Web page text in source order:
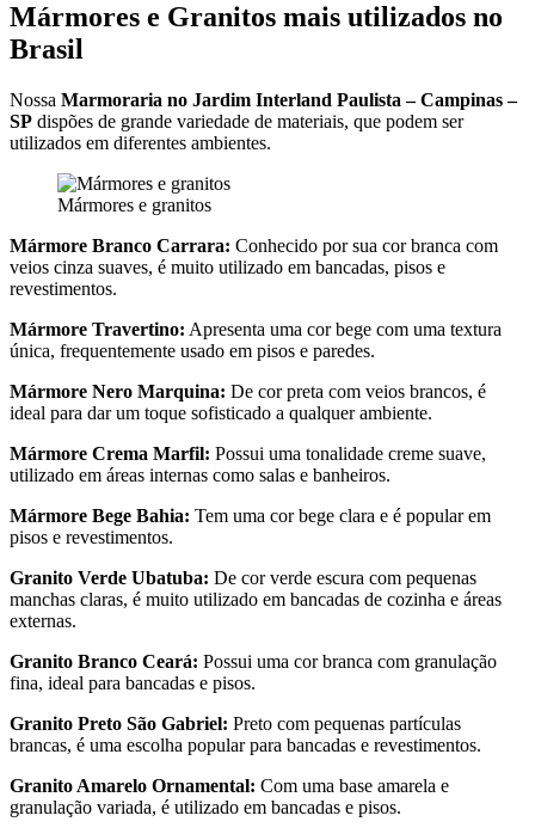
Mármores e Granitos mais utilizados no
Brasil
Nossa Marmoraria no Jardim Interland Paulista – Campinas –
SP dispões de grande variedade de materiais, que podem ser
utilizados em diferentes ambientes.
Mármores e granitos
Mármore Branco Carrara: Conhecido por sua cor branca com
veios cinza suaves, é muito utilizado em bancadas, pisos e
revestimentos.
Mármore Travertino: Apresenta uma cor bege com uma textura
única, frequentemente usado em pisos e paredes.
Mármore Nero Marquina: De cor preta com veios brancos, é
ideal para dar um toque sofisticado a qualquer ambiente.
Mármore Crema Marfil: Possui uma tonalidade creme suave,
utilizado em áreas internas como salas e banheiros.
Mármore Bege Bahia: Tem uma cor bege clara e é popular em
pisos e revestimentos.
Granito Verde Ubatuba: De cor verde escura com pequenas
manchas claras, é muito utilizado em bancadas de cozinha e áreas
externas.
Granito Branco Ceará: Possui uma cor branca com granulação
fina, ideal para bancadas e pisos.
Granito Preto São Gabriel: Preto com pequenas partículas
brancas, é uma escolha popular para bancadas e revestimentos.
Granito Amarelo Ornamental: Com uma base amarela e
granulação variada, é utilizado em bancadas e pisos.